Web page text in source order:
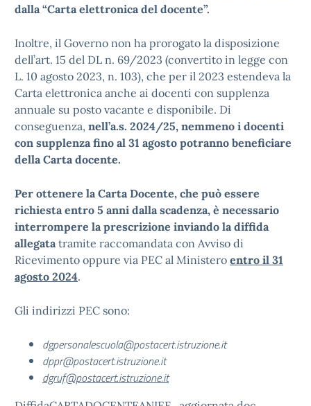
dalla “Carta elettronica del docente”.
Inoltre, il Governo non ha prorogato la disposizione
dell’art. 15 del DL n. 69/2023 (convertito in legge con
L. 10 agosto 2023, n. 103), che per il 2023 estendeva la
Carta elettronica anche ai docenti con supplenza
annuale su posto vacante e disponibile. Di
conseguenza, nell’a.s. 2024/25, nemmeno i docenti
con supplenza fino al 31 agosto potranno beneficiare
della Carta docente.
Per ottenere la Carta Docente, che può essere
richiesta entro 5 anni dalla scadenza, è necessario
interrompere la prescrizione inviando la diffida
allegatatramite raccomandata con Avviso di
Ricevimento oppure via PEC al Ministero entro il 31
agosto 2024.
Gli indirizzi PEC sono:
dgpersonalescuola@postacert.istruzione.it
dppr@postacert.istruzione.it
dgruf@postacert.istruzione.it